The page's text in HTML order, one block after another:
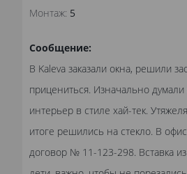
Монтаж: 5
Сообщение:
В Kaleva заказали окна, решили
прицениться. Изначально
интерьер в стиле хай-тек.
итоге решились на стекло. В
договор № 11-123-298. Вставка